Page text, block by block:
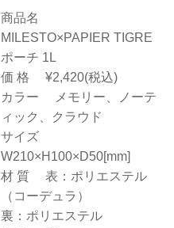
商品名
MILESTO×PAPIER TIGRE
ポーチ 1L
価 格 ¥2,420(税込)
カラー メモリー、ノーテ
ィック、クラウド
サイズ
W210×H100×D50[mm]
材 質 表：ポリエステル
（コーデュラ）
裏：ポリエステル